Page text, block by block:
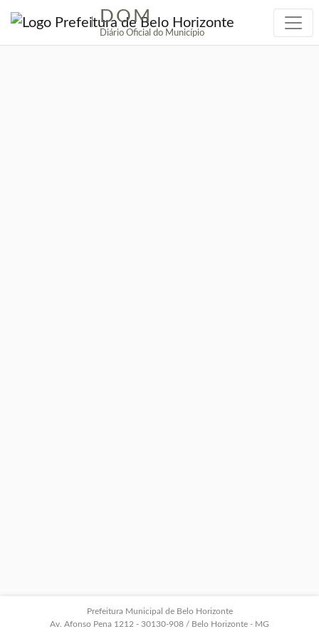
| DOM
Diário Oficial do Município
Prefeitura Municipal de Belo Horizonte
Av. Afonso Pena 1212 - 30130-908 / Belo Horizonte - MG